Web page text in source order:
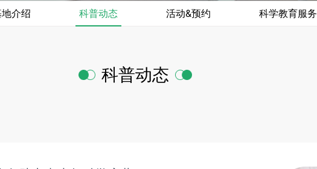
介绍 科普动态 活动&预约 科学教育服务
科普动态